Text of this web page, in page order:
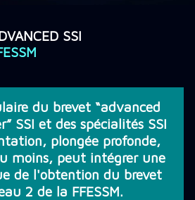
SSI
du brevet “advanced
SSI et des spécialités SSI
plongée profonde,
moins, peut intégrer une
de l'obtention du brevet
2 de la FFESSM.